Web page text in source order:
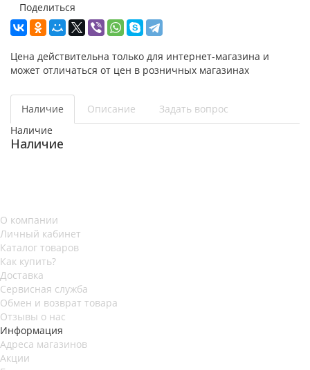
Поделиться
Цена действительна только для интернет-магазина и
может отличаться от цен в розничных магазинах
Наличие Описание
Задать вопрос
Наличие
Наличие
О компании
Личный кабинет
Каталог товаров
Как купить?
Доставка
Сервисная служба
Обмен и возврат товара
Отзывы о нас
Информация
Адреса магазинов
Акции